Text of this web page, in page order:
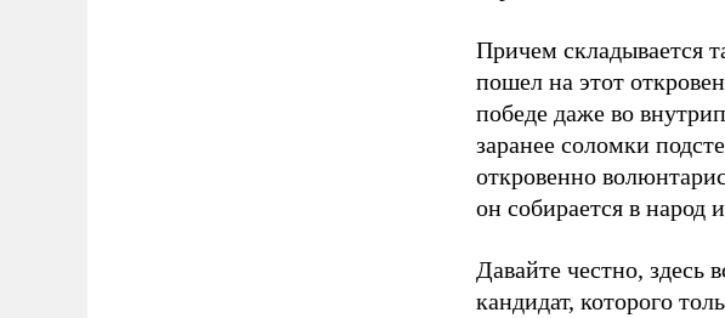
Причем складывается
пошел на этот
победе даже во
заранее соломки
откровенно
он собирается в народ
Давайте честно,
кандидат, которого